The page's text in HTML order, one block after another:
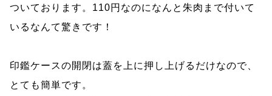
ついております。110円なのになんと朱肉まで付いて
いるなんて驚きです！
印鑑ケースの開閉は蓋を上に押し上げるだけなので、
とても簡単です。